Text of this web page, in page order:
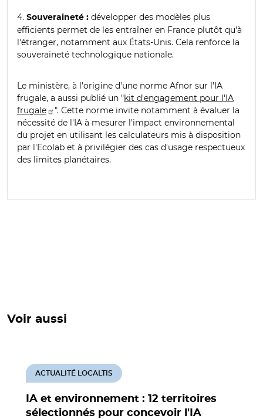
4. Souveraineté : développer des modèles plus
efficients permet de les entraîner en France plutôt qu'à
l'étranger, notamment aux États-Unis. Cela renforce la
souveraineté technologique nationale.
Le ministère, à l'origine d'une norme Afnor sur l'IA
frugale, a aussi publié un "kit d'engagement pour l'IA
frugale
". Cette norme invite notamment à évaluer la
nécessité de l'IA à mesurer l'impact environnemental
du projet en utilisant les calculateurs mis à disposition
par l'Ecolab et à privilégier des cas d'usage respectueux
des limites planétaires.
Voir aussi
IA et environnement : 12 territoires
sélectionnés pour concevoir l'IA
ACTUALITÉ LOCALTIS